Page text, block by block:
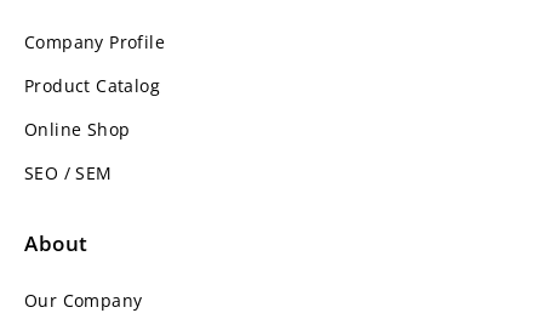
Company Profile
Product Catalog
Online Shop
SEO / SEM
About
Our Company